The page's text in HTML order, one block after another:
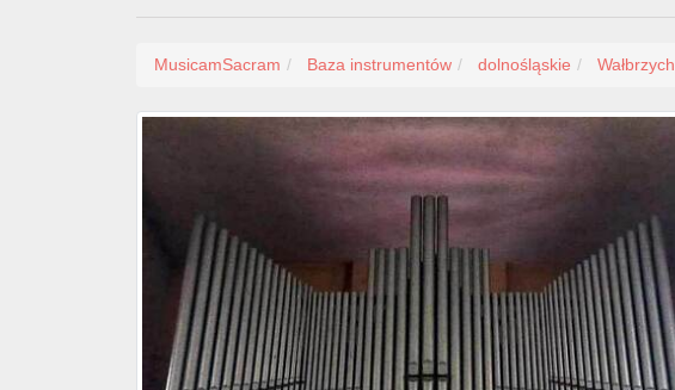
MusicamSacram Baza instrumentów dolnośląskie Wałbrzych